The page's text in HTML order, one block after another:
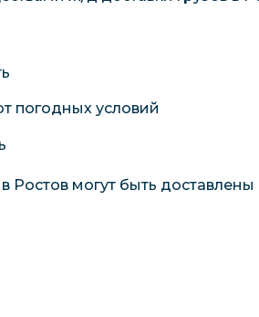
погодных условий
могут быть доставлены